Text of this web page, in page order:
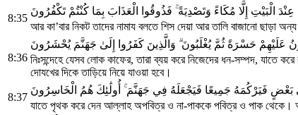
8:35
الْبَيْتِ إِلَّا مُكَاءً وَتَصْدِيَةً ۚ فَذُوقُوا الْعَذَابَ بِمَا كُنْتُمْ تَكْفُرُونَ
আর কা’বার নিকট তাদের নামায বলতে শিস দেয়া আর তালি বাজানো
8:36
عَلَيْهِمْ حَسْرَةً ثُمَّ يُغْلَبُونَ ۗ وَالَّذِينَ كَفَرُوا إِلَىٰ جَهَنَّمَ يُحْشَرُونَ
নিঃসন্দেহে যেসব লোক কাফের, তারা ব্যয় করে নিজেদের ধন-সম্পদ, যাতে
দোযখের দিকে তাড়িয়ে নিয়ে যাওয়া হবে।
8:37
بَعْضٍ فَيَرْكُمَهُ جَمِيعًا فَيَجْعَلَهُ فِي جَهَنَّمَ ۚ أُولَٰئِكَ هُمُ الْخَاسِرُونَ
যাতে পৃথক করে দেন আল্লাহ অপবিত্র ও না-পাককে পবিত্র ও পাক থেকে।